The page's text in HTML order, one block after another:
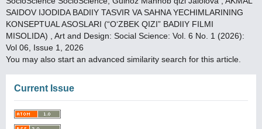
SAIDOV IJODIDA BADIIY TASVIR VA SAHNA YECHIMLARINING
KONSEPTUAL ASOSLARI (“O‘ZBEK QIZI” BADIIY FILMI
MISOLIDA)
Art and Design: Social Science: Vol. 6 No. 1 (2026):
Vol 06, Issue 1, 2026
You may also start an advanced similarity search for this article.
Current Issue